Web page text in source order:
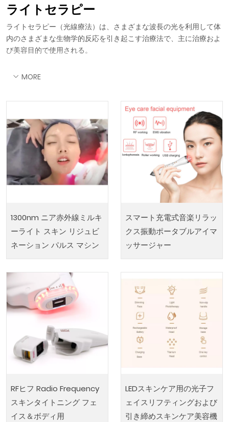
ライトセラピー
ライトセラピー（光線療法）は、さまざまな波長の光を利用して体
内のさまざまな生物学的反応を引き起こす治療法で、主に治療およ
び美容目的で使用される。
MORE
1300nm ニア赤外線ミルキ
ーライト スキン リジュビ
ネーション パルス マシン
スマート充電式音楽リラッ
クス振動ポータブルアイマ
ッサージャー
RFヒフ Radio Frequency
スキンタイトニング フェ
イス＆ボディ用
LEDスキンケア用の光子フ
ェイスリフティングおよび
引き締めスキンケア美容機